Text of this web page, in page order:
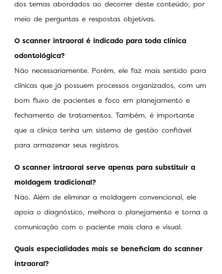
dos temas abordados ao decorrer deste conteúdo, por
meio de perguntas e respostas objetivas.
O scanner intraoral é indicado para toda clínica
odontológica?
Não necessariamente. Porém, ele faz mais sentido para
clínicas que já possuem processos organizados, com um
bom fluxo de pacientes e foco em planejamento e
fechamento de tratamentos. Também, é importante
que a clínica tenha um sistema de gestão confiável
para armazenar seus registros.
O scanner intraoral serve apenas para substituir a
moldagem tradicional?
Não. Além de eliminar a moldagem convencional, ele
apoia o diagnóstico, melhora o planejamento e torna a
comunicação com o paciente mais clara e visual.
Quais especialidades mais se beneficiam do scanner
intraoral?